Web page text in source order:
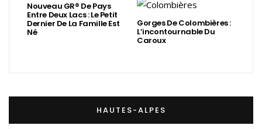
Nouveau GR® De Pays
Entre Deux Lacs : Le Petit
Dernier De La Famille Est
Né
Gorges De Colombières :
L’incontournable Du
Caroux
HAUTES-ALPES